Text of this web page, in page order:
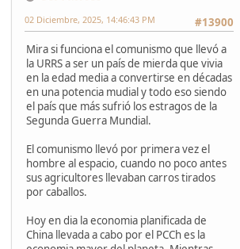
#13900
02 Diciembre, 2025, 14:46:43 PM
Mira si funciona el comunismo que llevó a
la URRS a ser un país de mierda que vivia
en la edad media a convertirse en décadas
en una potencia mudial y todo eso siendo
el país que más sufrió los estragos de la
Segunda Guerra Mundial.
El comunismo llevó por primera vez el
hombre al espacio, cuando no poco antes
sus agricultores llevaban carros tirados
por caballos.
Hoy en dia la economia planificada de
China llevada a cabo por el PCCh es la